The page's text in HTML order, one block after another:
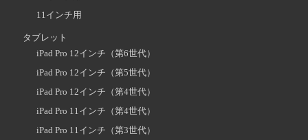
11インチ用
タブレット
iPad Pro 12インチ（第6世代）
iPad Pro 12インチ（第5世代）
iPad Pro 12インチ（第4世代）
iPad Pro 11インチ（第4世代）
iPad Pro 11インチ（第3世代）